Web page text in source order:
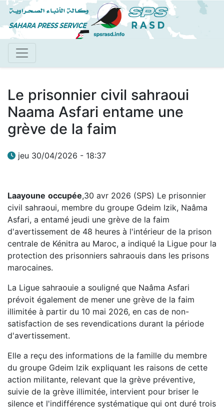
Aller
au
contenu
Le prisonnier civil sahraoui
Naama Asfari entame une
grève de la faim
jeu 30/04/2026 - 18:37
Laayoune occupée,30 avr 2026 (SPS) Le prisonnier
civil sahraoui, membre du groupe Gdeim Izik, Naâma
Asfari, a entamé jeudi une grève de la faim
d'avertissement de 48 heures à l'intérieur de la prison
centrale de Kénitra au Maroc, a indiqué la Ligue pour la
protection des prisonniers sahraouis dans les prisons
marocaines.
La Ligue sahraouie a souligné que Naâma Asfari
prévoit également de mener une grève de la faim
illimitée à partir du 10 mai 2026, en cas de non-
satisfaction de ses revendications durant la période
d'avertissement.
Elle a reçu des informations de la famille du membre
du groupe Gdeim Izik expliquant les raisons de cette
action militante, relevant que la grève préventive,
suivie de la grève illimitée, intervient pour briser le
silence et l'indifférence systématique qui ont duré trois